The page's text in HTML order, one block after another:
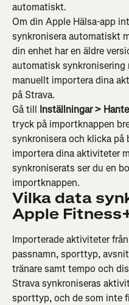
automatiskt.
Om din Apple Hälsa-app
synkronisera automatiskt
din enhet har en äldre
automatisk synkronisering
manuellt importera dina
på Strava.
Gå till Inställningar >
tryck på importknappen
synkronisera och klicka
importera dina aktiviteter
synkroniserats ser du en
importknappen.
Vilka data
Apple
Importerade aktiviteter
passnamn, sporttyp,
tränare samt tempo och
Strava synkroniseras
sporttyp, och de som inte